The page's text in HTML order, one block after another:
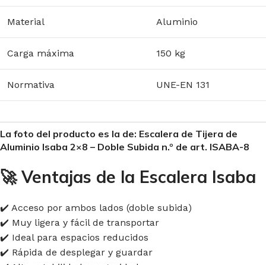
Material Aluminio
Carga máxima 150 kg
Normativa UNE-EN 131
La foto del producto es la de: Escalera de Tijera de
Aluminio Isaba 2×8 – Doble Subida n.º de art. ISABA-8
🚀Ventajas de la Escalera Isaba
✔️ Acceso por ambos lados (doble subida)
✔️ Muy ligera y fácil de transportar
✔️ Ideal para espacios reducidos
✔️ Rápida de desplegar y guardar